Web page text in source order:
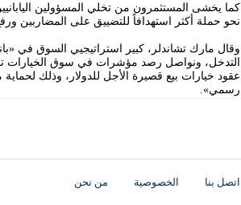
كما يخشى المستثمرون من تخلي المسؤولين
نحو حملة أكثر استهدافاً للتضييق على المضاربين
وقال مارك تشاندلر، كبير استراتيجيي السوق في
التدخل، ونواصل رصد مؤشرات في سوق الخيارات
عقود خيارات بيع قصيرة الأجل للدولار، وذلك
رسمي».
اتصل بنا الخصوصية من نحن